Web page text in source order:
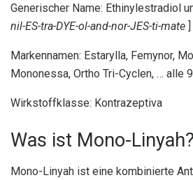
Generischer Name: Ethinylestradiol
nil-ES-tra-DYE-ol-and-nor-JES-ti-mate ]
Markennamen: Estarylla, Femynor,
Mononessa, Ortho Tri-Cyclen, … alle
Wirkstoffklasse: Kontrazeptiva
Was ist Mono-Linyah?
Mono-Linyah ist eine kombinierte